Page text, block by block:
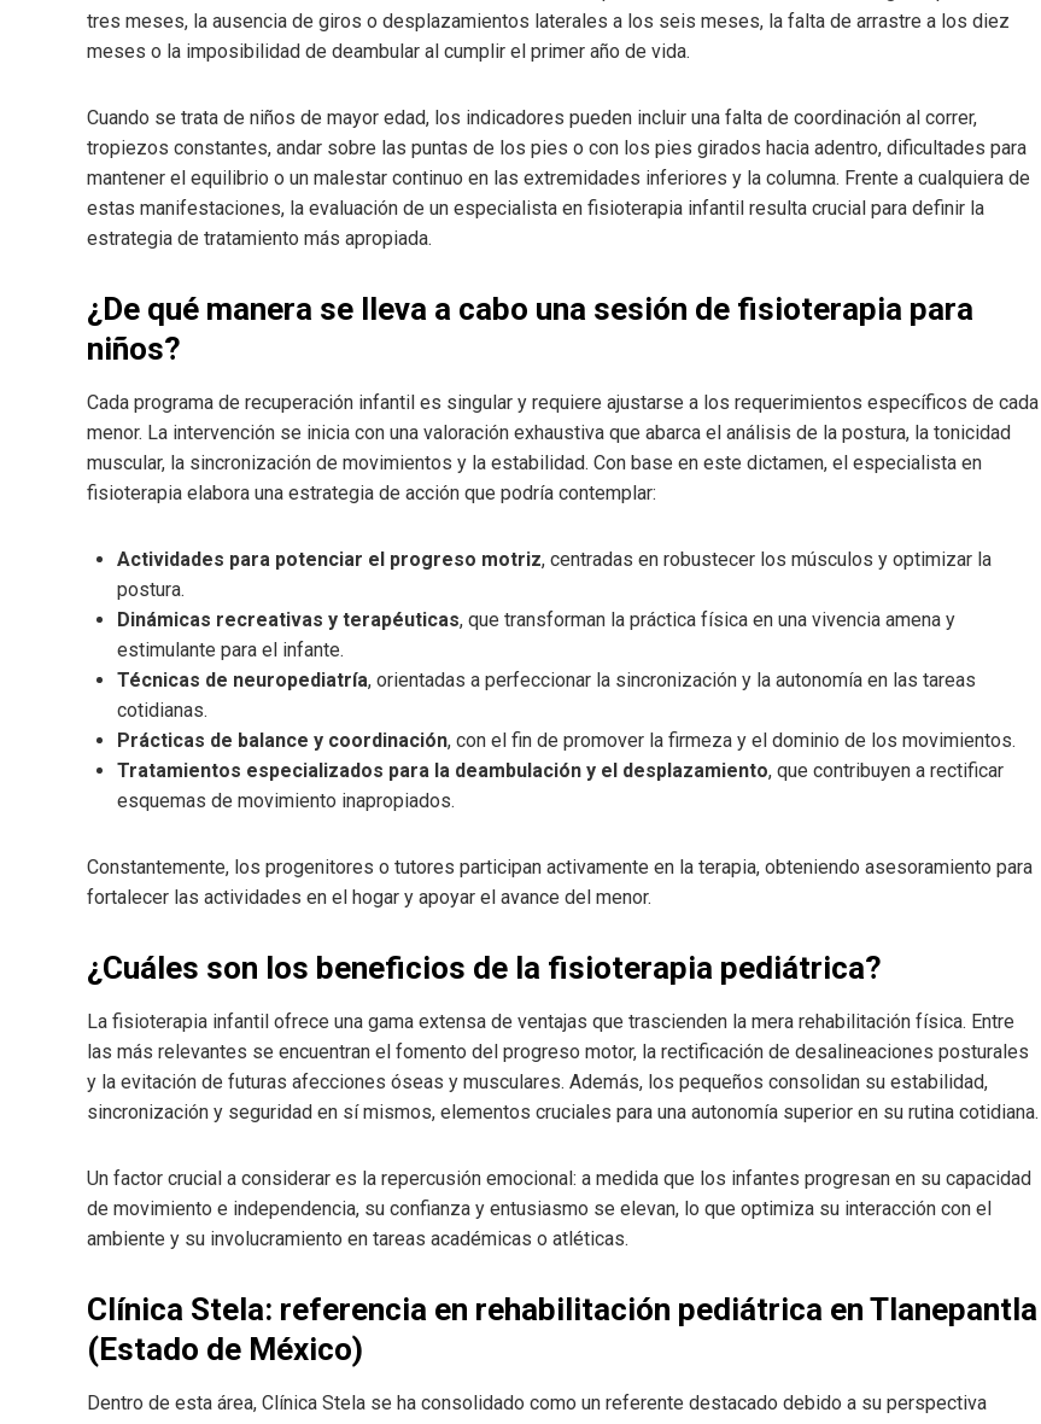
tres meses, la ausencia de giros o desplazamientos laterales a los seis meses, la falta de arrastre a los diez
meses o la imposibilidad de deambular al cumplir el primer año de vida.
Cuando se trata de niños de mayor edad, los indicadores pueden incluir una falta de coordinación al correr,
tropiezos constantes, andar sobre las puntas de los pies o con los pies girados hacia adentro, dificultades para
mantener el equilibrio o un malestar continuo en las extremidades inferiores y la columna. Frente a cualquiera de
estas manifestaciones, la evaluación de un especialista en fisioterapia infantil resulta crucial para definir la
estrategia de tratamiento más apropiada.
¿De qué manera se lleva a cabo una sesión de fisioterapia para
niños?
Cada programa de recuperación infantil es singular y requiere ajustarse a los requerimientos específicos de cada
menor. La intervención se inicia con una valoración exhaustiva que abarca el análisis de la postura, la tonicidad
muscular, la sincronización de movimientos y la estabilidad. Con base en este dictamen, el especialista en
fisioterapia elabora una estrategia de acción que podría contemplar:
Actividades para potenciar el progreso motriz, centradas en robustecer los músculos y optimizar la
postura.
Dinámicas recreativas y terapéuticas, que transforman la práctica física en una vivencia amena y
estimulante para el infante.
Técnicas de neuropediatría, orientadas a perfeccionar la sincronización y la autonomía en las tareas
cotidianas.
Prácticas de balance y coordinación, con el fin de promover la firmeza y el dominio de los movimientos.
Tratamientos especializados para la deambulación y el desplazamiento, que contribuyen a rectificar
esquemas de movimiento inapropiados.
Constantemente, los progenitores o tutores participan activamente en la terapia, obteniendo asesoramiento para
fortalecer las actividades en el hogar y apoyar el avance del menor.
¿Cuáles son los beneficios de la fisioterapia pediátrica?
La fisioterapia infantil ofrece una gama extensa de ventajas que trascienden la mera rehabilitación física. Entre
las más relevantes se encuentran el fomento del progreso motor, la rectificación de desalineaciones posturales
y la evitación de futuras afecciones óseas y musculares. Además, los pequeños consolidan su estabilidad,
sincronización y seguridad en sí mismos, elementos cruciales para una autonomía superior en su rutina cotidiana.
Un factor crucial a considerar es la repercusión emocional: a medida que los infantes progresan en su capacidad
de movimiento e independencia, su confianza y entusiasmo se elevan, lo que optimiza su interacción con el
ambiente y su involucramiento en tareas académicas o atléticas.
Clínica Stela: referencia en rehabilitación pediátrica en Tlanepantla
(Estado de México)
Dentro de esta área, Clínica Stela se ha consolidado como un referente destacado debido a su perspectiva